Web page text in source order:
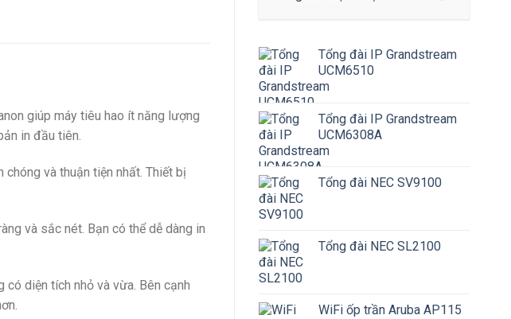
Tổng đài IP Grandstream
UCM6510
Tổng đài IP Grandstream
UCM6308A
Tổng đài NEC SV9100
Tổng đài NEC SL2100
WiFi ốp trần Aruba AP115
giúp máy tiêu hao ít năng lượng
in đầu tiên.
và thuận tiện nhất. Thiết bị
và sắc nét. Bạn có thể dễ dàng in
diện tích nhỏ và vừa. Bên cạnh